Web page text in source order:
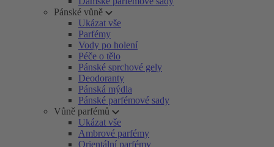
Pánské vůně
Ukázat vše
Parfémy
Vody po holení
Péče o tělo
Pánské sprchové gely
Deodoranty
Pánská mýdla
Pánské parfémové sady
Vůně parfémů
Ukázat vše
Ambrové parfémy
Orientální parfémy